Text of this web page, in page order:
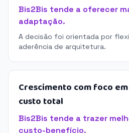
Bis2Bis tende a oferecer
adaptação.
A decisão foi orientada por
aderência de arquitetura.
Crescimento com foco
custo total
Bis2Bis tende a trazer
custo-benefício.